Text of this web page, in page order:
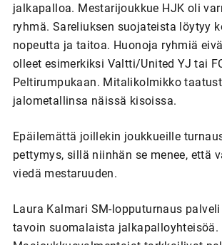
jalkapalloa. Mestarijoukkue HJK oli
ryhmä. Sareliuksen suojateista löytyy
nopeutta ja taitoa. Huonoja ryhmiä
olleet esimerkiksi Valtti/United YJ tai
Peltirumpukaan. Mitalikolmikko
jalometallinsa näissä kisoissa.
Epäilemättä joillekin joukkueille
pettymys, sillä niinhän se menee, että
viedä mestaruuden.
Laura Kalmari SM-lopputurnaus
tavoin suomalaista jalkapalloyhteisöä.